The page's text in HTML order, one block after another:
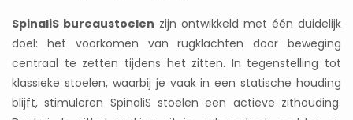
SpinaliS bureaustoelen zijn ontwikkeld met één duidelijk
doel: het voorkomen van rugklachten door beweging
centraal te zetten tijdens het zitten. In tegenstelling tot
klassieke stoelen, waarbij je vaak in een statische houding
blijft, stimuleren SpinaliS stoelen een actieve zithouding.